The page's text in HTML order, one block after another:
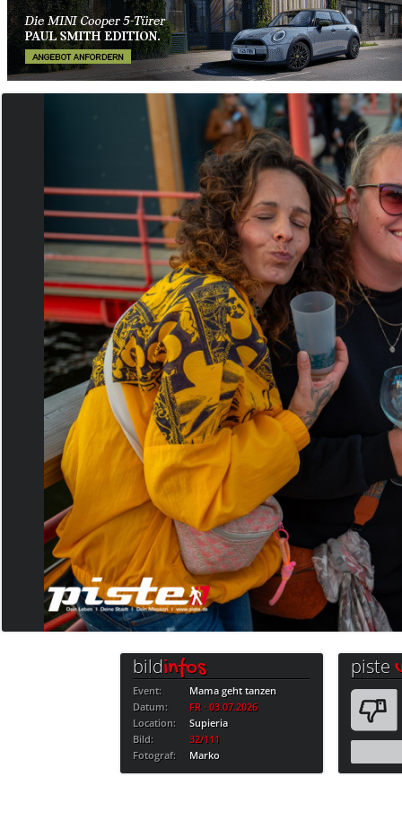
bildinfos
Event:
Mama geht tanzen
Datum:
FR · 03.07.2026
Location:
Supieria
Bild:
32/111
Fotograf:
Marko
piste